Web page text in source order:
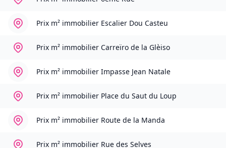
Prix m² immobilier Escalier Dou Casteu
Prix m² immobilier Carreïro de la Glèiso
Prix m² immobilier Impasse Jean Natale
Prix m² immobilier Place du Saut du Loup
Prix m² immobilier Route de la Manda
Prix m² immobilier Rue des Selves